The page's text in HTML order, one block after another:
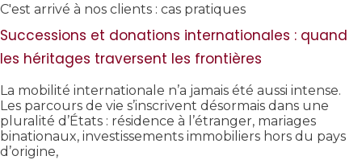
C'est arrivé à nos clients : cas pratiques
Successions et donations internationales : quand
les héritages traversent les frontières
La mobilité internationale n’a jamais été aussi intense.
Les parcours de vie s’inscrivent désormais dans une
pluralité d’États : résidence à l’étranger, mariages
binationaux, investissements immobiliers hors du pays
d’origine,